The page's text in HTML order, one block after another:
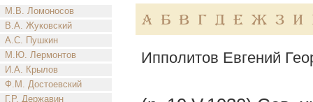
М.В. Ломоносов
В.А. Жуковский
А.С. Пушкин
М.Ю. Лермонтов
И.А. Крылов
Ф.М. Достоевский
Г.Р. Державин
А Б В Г Д Е Ж З И
Ипполитов Евгений